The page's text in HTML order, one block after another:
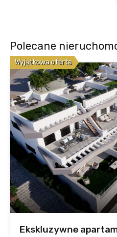
Polecane
Wyjątkowa oferta
Ekskluzywne